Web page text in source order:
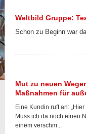
Weltbild Gruppe:
Schon zu Beginn war
Mut zu neuen
Maßnahmen für
Eine Kundin ruft an:
Muss ich da noch einen
einem verschm...